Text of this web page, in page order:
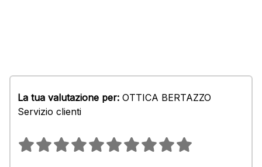
La tua valutazione per: OTTICA BERTAZZO
Servizio clienti